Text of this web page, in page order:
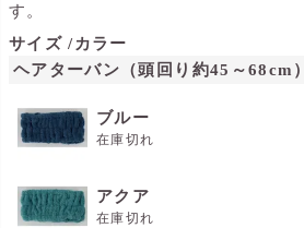
す。
サイズ
カラー
ヘアターバン（頭回り約45～68cm）
ブルー
在庫切れ
アクア
在庫切れ